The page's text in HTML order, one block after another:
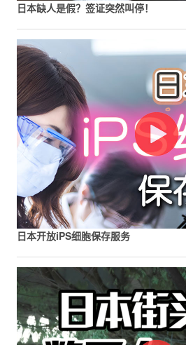
日本缺人是假？签证突然叫停！
日本开放iPS细胞保存服务